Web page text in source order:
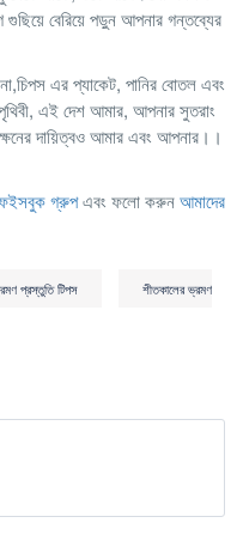
গুছিয়ে বেরিয়ে পড়ুন আপনার গন্তব্যের
এর প্যাকেট, পানির বোতল এবং
এই দেশ আমার, আপনার সুতরাং
দায়িত্বও আমার এবং আপনার।।
গ্রুপএবং ফলো করুনআমাদের
প্রস্তুতি টিপস
শীতকালের ভ্রমণ